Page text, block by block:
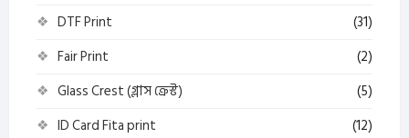
DTF Print
(31)
Fair Print
(2)
Glass Crest (গ্লাস ক্রেস্ট)
(5)
ID Card Fita print
(12)